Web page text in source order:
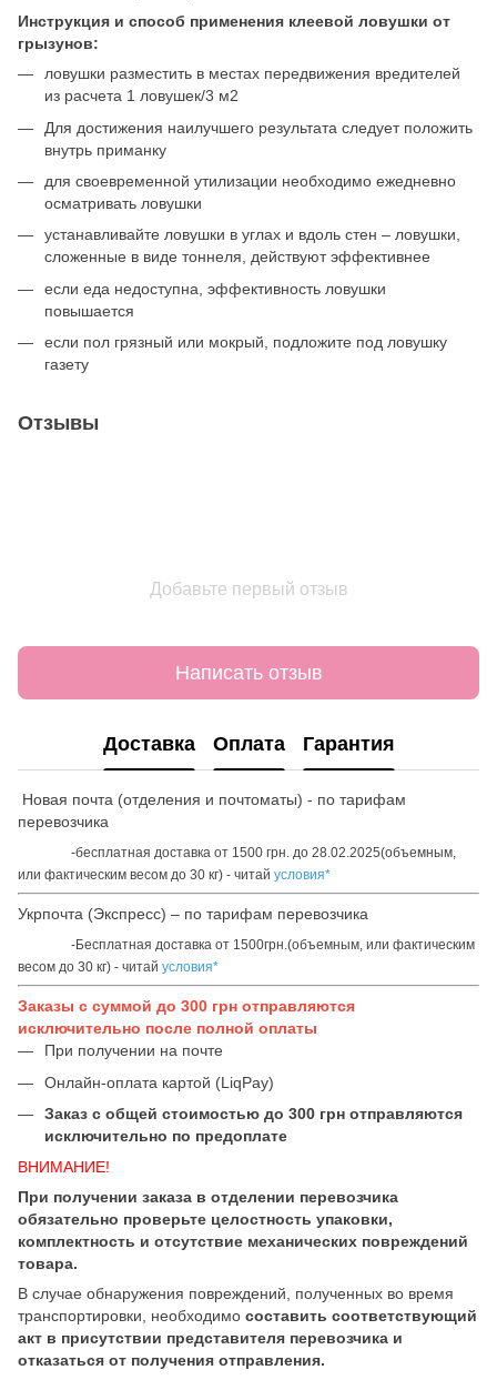
Инструкция и способ применения клеевой ловушки от
грызунов:
ловушки разместить в местах передвижения вредителей
из расчета 1 ловушек/3 м2
Для достижения наилучшего результата следует положить
внутрь приманку
для своевременной утилизации необходимо ежедневно
осматривать ловушки
устанавливайте ловушки в углах и вдоль стен – ловушки,
сложенные в виде тоннеля, действуют эффективнее
если еда недоступна, эффективность ловушки
повышается
если пол грязный или мокрый, подложите под ловушку
газету
Отзывы
Добавьте первый отзыв
Написать отзыв
Доставка Оплата Гарантия
Новая почта (отделения и почтоматы) - по тарифам
перевозчика
-бесплатная доставка от 1500 грн. до 28.02.2025(объемным,
или фактическим весом до 30 кг) - читай условия*
Укрпочта (Экспресс) – по тарифам перевозчика
-Бесплатная доставка от 1500грн.(объемным, или фактическим
весом до 30 кг) - читай условия*
Заказы с суммой до 300 грн отправляются
исключительно после полной оплаты
При получении на почте
Онлайн-оплата картой (LiqPay)
Заказ с общей стоимостью до 300 грн отправляются
исключительно по предоплате
ВНИМАНИЕ!
При получении заказа в отделении перевозчика
обязательно проверьте целостность упаковки,
комплектность и отсутствие механических повреждений
товара.
В случае обнаружения повреждений, полученных во время
транспортировки, необходимо составить соответствующий
акт в присутствии представителя перевозчика и
отказаться от получения отправления.